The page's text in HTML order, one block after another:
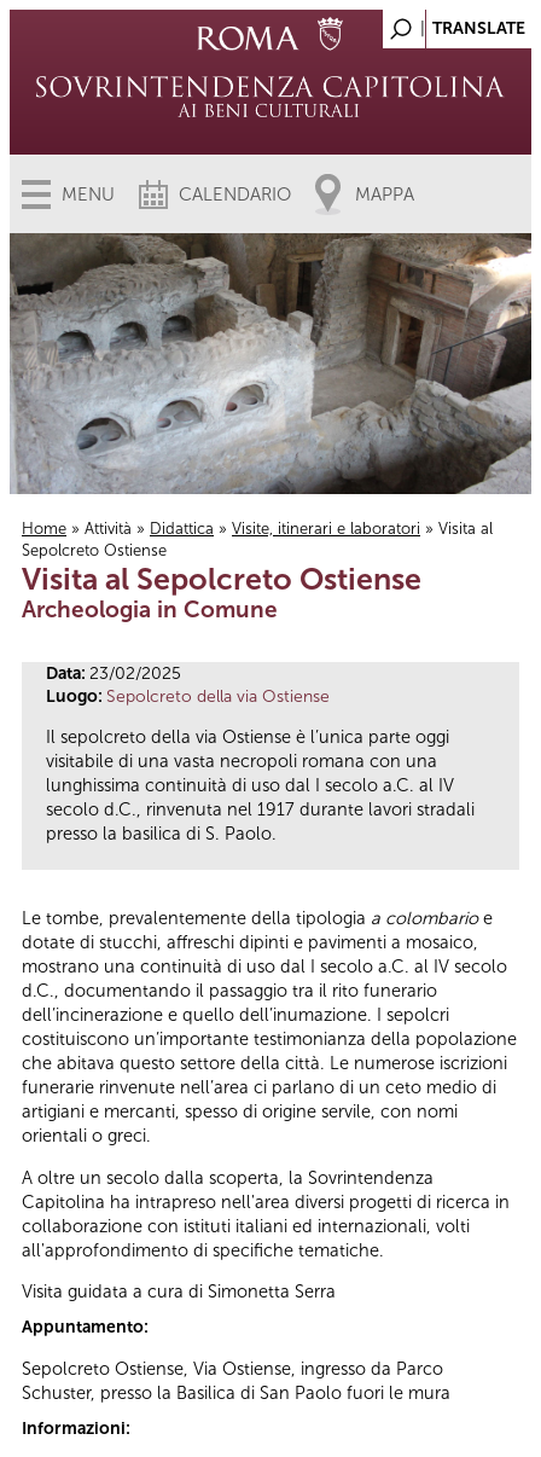
MENU CALENDARIO MAPPA
Tu sei qui
Home » Attività » Didattica » Visite, itinerari e laboratori » Visita al
Sepolcreto Ostiense
Visita al Sepolcreto Ostiense
Archeologia in Comune
Data: 23/02/2025
Luogo: Sepolcreto della via Ostiense
Il sepolcreto della via Ostiense è l’unica parte oggi
visitabile di una vasta necropoli romana con una
lunghissima continuità di uso dal I secolo a.C. al IV
secolo d.C., rinvenuta nel 1917 durante lavori stradali
presso la basilica di S. Paolo.
Le tombe, prevalentemente della tipologia a colombarioe
dotate di stucchi, affreschi dipinti e pavimenti a mosaico,
mostrano una continuità di uso dal I secolo a.C. al IV secolo
d.C., documentando il passaggio tra il rito funerario
dell’incinerazione e quello dell’inumazione. I sepolcri
costituiscono un’importante testimonianza della popolazione
che abitava questo settore della città. Le numerose iscrizioni
funerarie rinvenute nell’area ci parlano di un ceto medio di
artigiani e mercanti, spesso di origine servile, con nomi
orientali o greci.
A oltre un secolo dalla scoperta, la Sovrintendenza
Capitolina ha intrapreso nell'area diversi progetti di ricerca in
collaborazione con istituti italiani ed internazionali, volti
all'approfondimento di specifiche tematiche.
Visita guidata a cura di Simonetta Serra
Appuntamento:
Sepolcreto Ostiense, Via Ostiense, ingresso da Parco
Schuster, presso la Basilica di San Paolo fuori le mura
Informazioni: